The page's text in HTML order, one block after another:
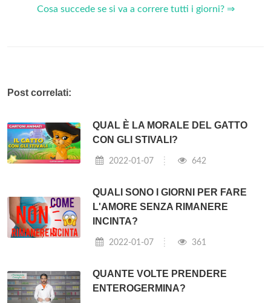
Cosa succede se si va a correre tutti i giorni? ⇒
Post correlati:
QUAL È LA MORALE DEL GATTO
CON GLI STIVALI?
2022-01-07 642
QUALI SONO I GIORNI PER FARE
L'AMORE SENZA RIMANERE
INCINTA?
2022-01-07 361
QUANTE VOLTE PRENDERE
ENTEROGERMINA?